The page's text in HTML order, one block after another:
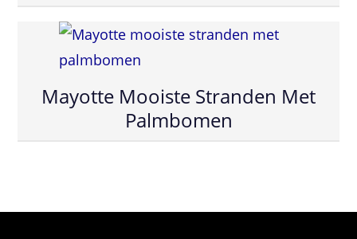
Mayotte Mooiste Stranden Met
Palmbomen